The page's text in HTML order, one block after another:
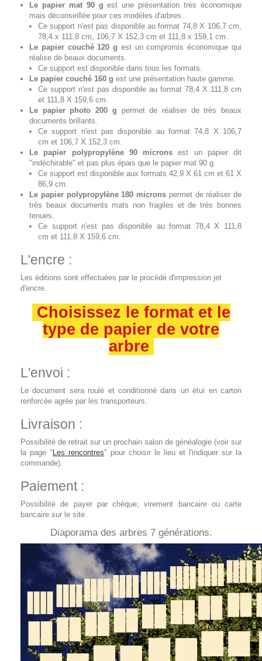
Le papier mat 90 g est une présentation très économique
mais déconseillée pour ces modèles d'arbres.
Ce support n'est pas disponible au format 74,8 X 106,7 cm,
78,4 x 111,8 cm, 106,7 X 152,3 cm et 111,8 x 159,1 cm..
Le papier couché 120 g est un compromis économique qui
réalise de beaux documents.
Ce support est disponible dans tous les formats.
Le papier couché 160 g est une présentation haute gamme.
Ce support n'est pas disponible au format 78,4 X 111,8 cm
et 111,8 X 159,6 cm.
Le papier photo 200 g permet de réaliser de très beaux
documents brillants.
Ce support n'est pas disponible au format 74,8 X 106,7
cm et 106,7 X 152,3 cm.
Le papier polypropylène 90 microns est un papier dit
"indéchirable" et pas plus épais que le papier mat 90 g.
Ce support est disponible aux formats 42,9 X 61 cm et 61 X
86,9 cm.
Le papier polypropylène 180 microns permet de réaliser de
très beaux documents mats non fragiles et de très bonnes
tenues.
Ce support n'est pas disponible au format 78,4 X 111,8
cm et 111,8 X 159,6 cm.
L'encre :
Les éditions sont effectuées par le procédé d'impression jet
d'encre.
Choisissez le format et le
type de papier de votre
arbre
L'envoi :
Le document sera roulé et conditionné dans un étui en carton
renforcée agrée par les transporteurs.
Livraison :
Possibilité de retrait sur un prochain salon de généalogie (voir sur
la page " Les rencontres" pour choisir le lieu et l'indiquer sur la
commande).
Paiement :
Possibilité de payer par chèque, virement bancaire ou carte
bancaire sur le site.
Diaporama des arbres 7 générations.